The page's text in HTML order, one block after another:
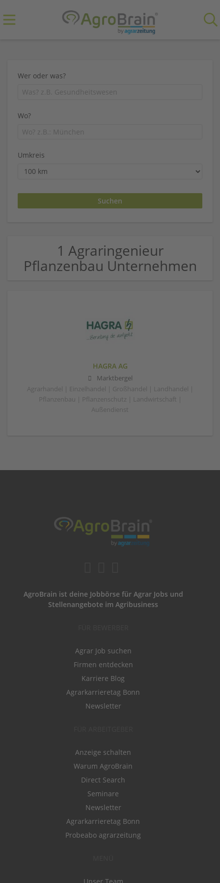
Wer oder was?
Wo?
Umkreis
1 Agraringenieur
Pflanzenbau Unternehmen
HAGRA AG
Marktbergel
Agrarhandel | Einzelhandel | Großhandel | Landhandel |
Pflanzenbau | Pflanzenschutz | Landwirtschaft |
Außendienst
AgroBrain ist deine Jobbörse für Agrar Jobs und
Stellenangebote im Agribusiness
Agrar Job suchen
Firmen entdecken
Karriere Blog
Agrarkarrieretag Bonn
Newsletter
Anzeige schalten
Warum AgroBrain
Direct Search
Seminare
Newsletter
Agrarkarrieretag Bonn
Probeabo agrarzeitung